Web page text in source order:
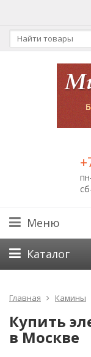
Меню
Каталог
Главная Камины
Купить
в Москве